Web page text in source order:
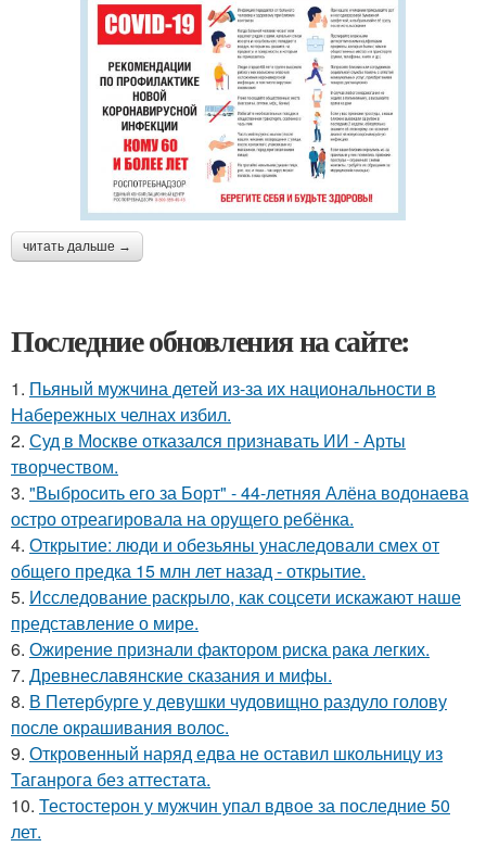
читать дальше →
Последние обновления на сайте:
1. Пьяный мужчина детей из-за их национальности в
Набережных челнах избил.
2. Суд в Москве отказался признавать ИИ - Арты
творчеством.
3. "Выбросить его за Борт" - 44-летняя Алёна водонаева
остро отреагировала на орущего ребёнка.
4. Открытие: люди и обезьяны унаследовали смех от
общего предка 15 млн лет назад - открытие.
5. Исследование раскрыло, как соцсети искажают наше
представление о мире.
6. Ожирение признали фактором риска рака легких.
7. Древнеславянские сказания и мифы.
8. В Петербурге у девушки чудовищно раздуло голову
после окрашивания волос.
9. Откровенный наряд едва не оставил школьницу из
Таганрога без аттестата.
10. Тестостерон у мужчин упал вдвое за последние 50
лет.